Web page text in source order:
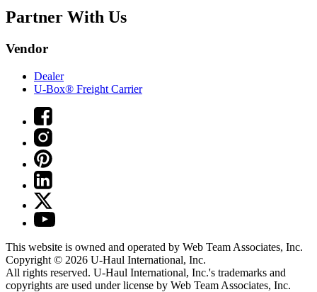
Partner With Us
Vendor
Dealer
U-Box® Freight Carrier
This website is owned and operated by Web Team Associates, Inc.
Copyright © 2026 U-Haul International, Inc.
All rights reserved. U-Haul International, Inc.'s trademarks and
copyrights are used under license by Web Team Associates, Inc.